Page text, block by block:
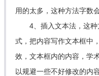
用的太多，这种方法字数会
4、插入文本法，这
式，把内容写作文本框中
效，文本框内的内容，学
以规避一些不好修改的内